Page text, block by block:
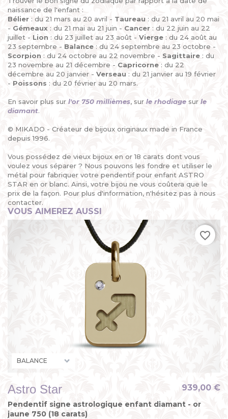
naissance de l'enfant :
Bélier : du 21 mars au 20 avril - Taureau : du 21 avril au 20 mai
- Gémeaux : du 21 mai au 21 juin - Cancer : du 22 juin au 22
juillet - Lion : du 23 juillet au 23 août - Vierge : du 24 août au
23 septembre - Balance : du 24 septembre au 23 octobre -
Scorpion : du 24 octobre au 22 novembre - Sagittaire : du
23 novembre au 21 décembre - Capricorne : du 22
décembre au 20 janvier - Verseau : du 21 janvier au 19 février
- Poissons : du 20 février au 20 mars.
En savoir plus sur l'or 750 millièmes, sur le rhodiage sur le
diamant.
© MIKADO - Créateur de bijoux originaux made in France
depuis 1996.
Vous possédez de vieux bijoux en or 18 carats dont vous
voulez vous séparer ? Nous pouvons les fondre et utiliser le
métal pour fabriquer votre pendentif pour enfant ASTRO
STAR en or blanc. Ainsi, votre bijou ne vous coûtera que le
prix de la façon. Pour plus d'information, n'hésitez pas à nous
contacter.
VOUS AIMEREZ AUSSI
Astro Star
Pendentif signe astrologique enfant diamant - or
jaune 750 (18 carats)
939,00 €
favorite_border